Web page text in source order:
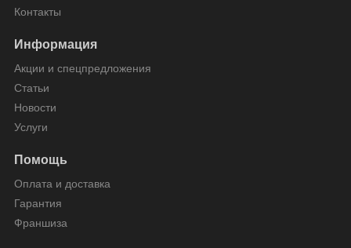
Контакты
Информация
Акции и спецпредложения
Статьи
Новости
Услуги
Помощь
Оплата и доставка
Гарантия
Франшиза